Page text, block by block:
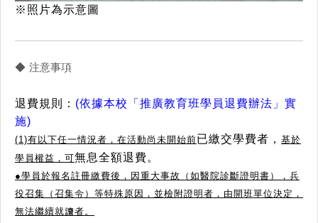
※照片為示意圖
◆ 注意事項
退費規則： (依據本校「推廣教育班學員退費辦法」實
施)
(1)有以下任一情況者，在活動尚未開始前已繳交學費者， 基於
學員權益，可無息全額退費。
●學員於報名註冊繳費後，因重大事故（如醫院診斷證明書），兵
役召集（召集令）等特殊原因，並檢附證明者，由開班單位決定，
無法繼續就讀者。